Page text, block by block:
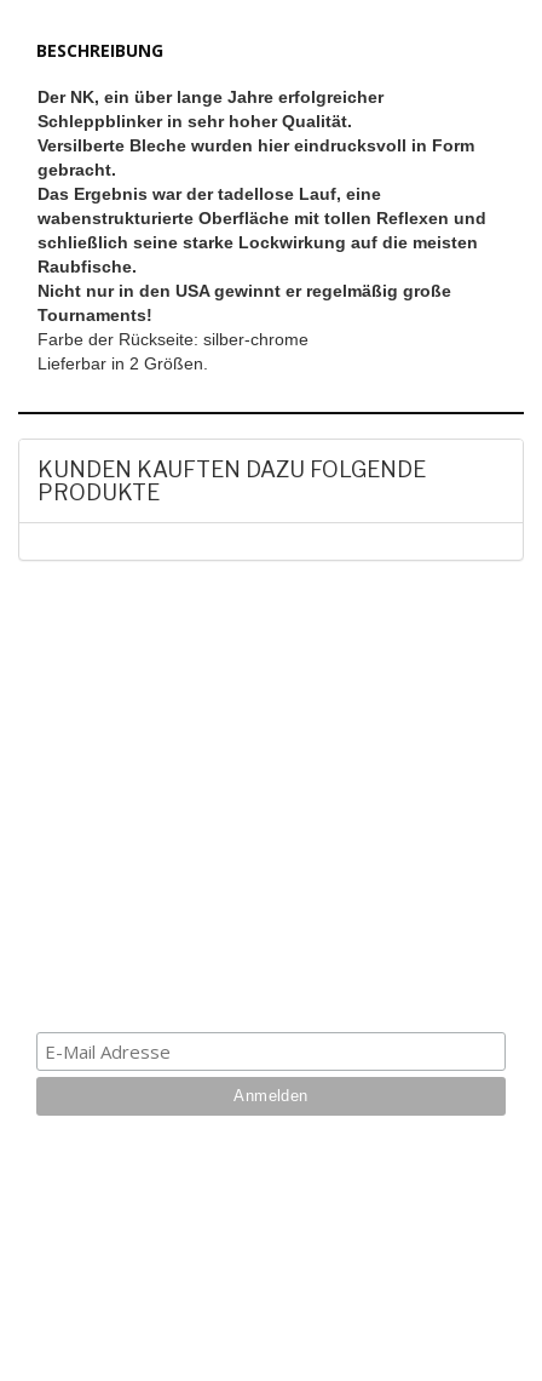
BESCHREIBUNG
Der NK, ein über lange Jahre erfolgreicher
Schleppblinker in sehr hoher Qualität.
Versilberte Bleche wurden hier eindrucksvoll in Form
gebracht.
Das Ergebnis war der tadellose Lauf, eine
wabenstrukturierte Oberfläche mit tollen Reflexen und
schließlich seine starke Lockwirkung auf die meisten
Raubfische.
Nicht nur in den USA gewinnt er regelmäßig große
Tournaments!
Farbe der Rückseite: silber-chrome
Lieferbar in 2 Größen.
KUNDEN KAUFTEN DAZU FOLGENDE
PRODUKTE